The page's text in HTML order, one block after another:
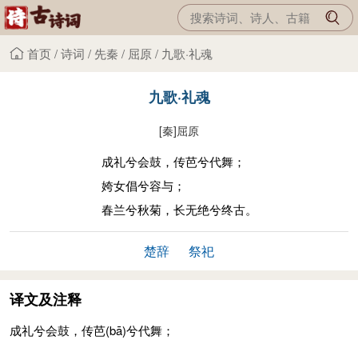
首页/诗词 / 先秦 / 屈原/ 九歌·礼魂
九歌·礼魂
[秦]屈原
成礼兮会鼓，传芭兮代舞；
姱女倡兮容与；
春兰兮秋菊，长无绝兮终古。
楚辞 祭祀
译文及注释
成礼兮会鼓，传芭(bā)兮代舞；